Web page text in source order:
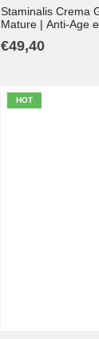
Staminalis Crema
Mature | Anti-Age
€49,40
HOT